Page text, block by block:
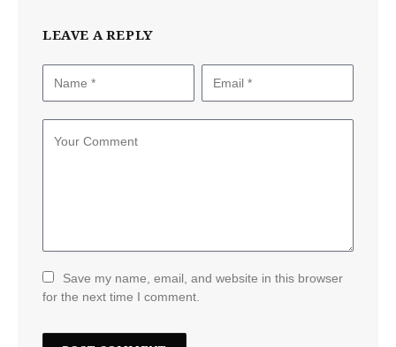
LEAVE A REPLY
Save my name, email, and website in this browser
for the next time I comment.